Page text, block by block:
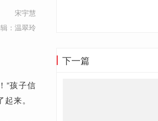
宋宇慧
：温翠玲
”孩子信
来。
下一篇